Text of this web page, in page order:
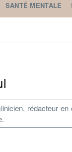
SANTÉ MENTALE
rédacteur